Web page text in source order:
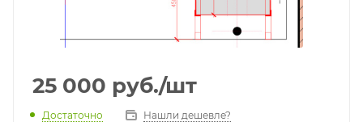
25 000 руб./шт
Достаточно Нашли дешевле?